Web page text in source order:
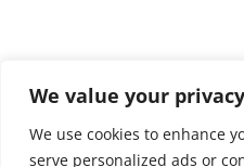
We value your privacy
We use cookies to enhance
serve personalized ads or